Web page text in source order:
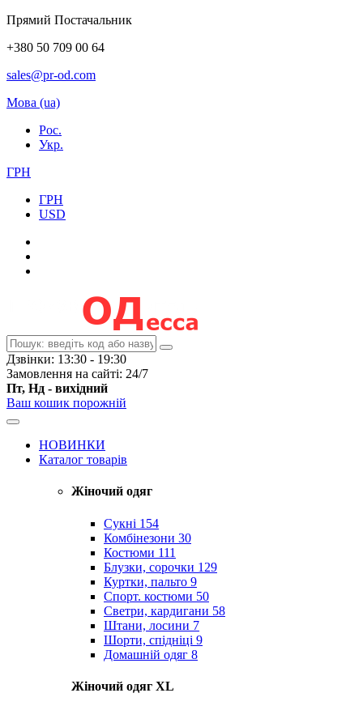
Прямий Постачальник
+380 50 709 00 64
sales@pr-od.com
Мова (ua)
Рос.
Укр.
ГРН
ГРН
USD
Дзвінки: 13:30 - 19:30
Замовлення на сайті: 24/7
Пт, Нд - вихідний
Ваш кошик порожній
НОВИНКИ
Каталог товарів
Жіночий одяг
Сукні 154
Комбінезони 30
Костюми 111
Блузки, сорочки 129
Куртки, пальто 9
Спорт. костюми 50
Светри, кардигани 58
Штани, лосини 7
Шорти, спідніці 9
Домашній одяг 8
Жіночий одяг XL